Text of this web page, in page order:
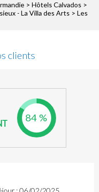
> Hôtels Calvados >
- La Villa des Arts > Les
clients
84 %